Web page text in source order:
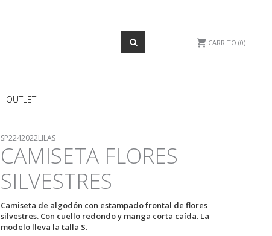
CARRITO 0
OUTLET
SP2242022LILAS
CAMISETA FLORES
SILVESTRES
Camiseta de algodón con estampado frontal de flores
silvestres. Con cuello redondo y manga corta caída. La
modelo lleva la talla S.